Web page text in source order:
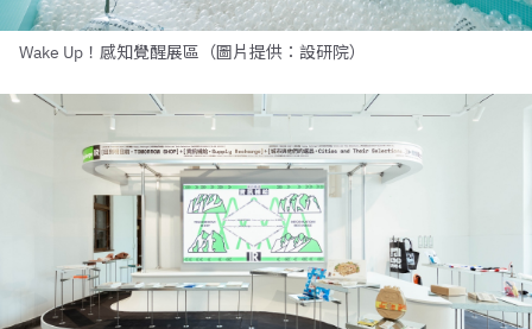
Wake Up！感知覺醒展區（圖片提供：設研院）